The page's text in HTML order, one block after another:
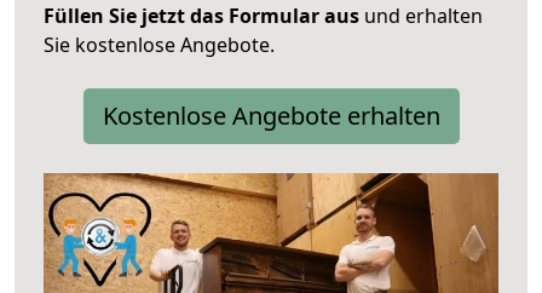
Füllen Sie jetzt das Formular aus und erhalten
Sie kostenlose Angebote.
Kostenlose Angebote erhalten